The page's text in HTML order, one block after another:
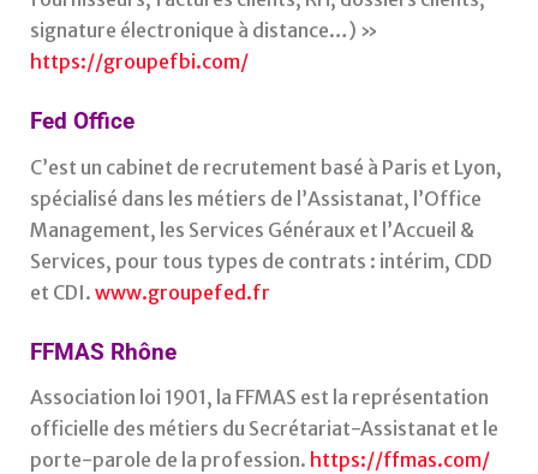
signature électronique à distance…) »
https://groupefbi.com/
Fed Office
C’est un cabinet de recrutement basé à Paris et Lyon,
spécialisé dans les métiers de l’Assistanat, l’Office
Management, les Services Généraux et l’Accueil &
Services, pour tous types de contrats : intérim, CDD
et CDI. www.groupefed.fr
FFMAS Rhône
Association loi 1901, la FFMAS est la représentation
officielle des métiers du Secrétariat-Assistanat et le
porte-parole de la profession. https://ffmas.com/